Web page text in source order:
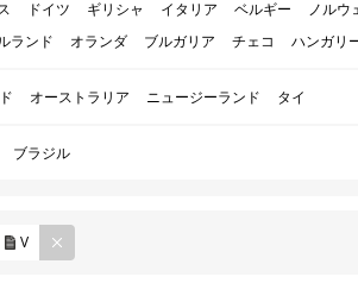
ドイツ ギリシャ イタリア ベルギー ノルウ
ランド オランダ ブルガリア チェコ ハンガリ
オーストラリア ニュージーランド タイ
ブラジル
V
REM
OVE